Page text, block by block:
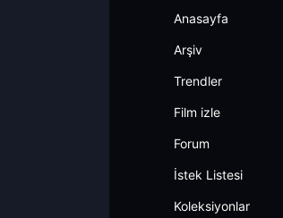
Anasayfa
Arşiv
Trendler
Film izle
Forum
İstek Listesi
Koleksiyonlar